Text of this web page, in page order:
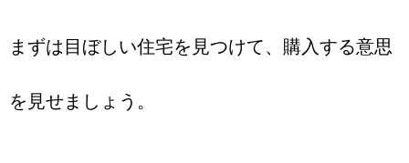
まずは目ぼしい住宅を見つけて、購入する意思
を見せましょう。